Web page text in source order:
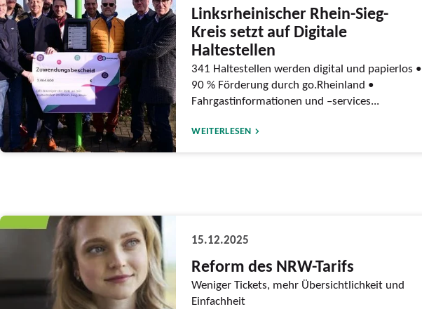
Linksrheinischer Rhein-Sieg-
Kreis setzt auf Digitale
Haltestellen
341 Haltestellen werden digital und papierlos •
90 % Förderung durch go.Rheinland •
Fahrgastinformationen und –services...
WEITERLESEN
15.12.2025
Reform des NRW-Tarifs
Weniger Tickets, mehr Übersichtlichkeit und
Einfachheit